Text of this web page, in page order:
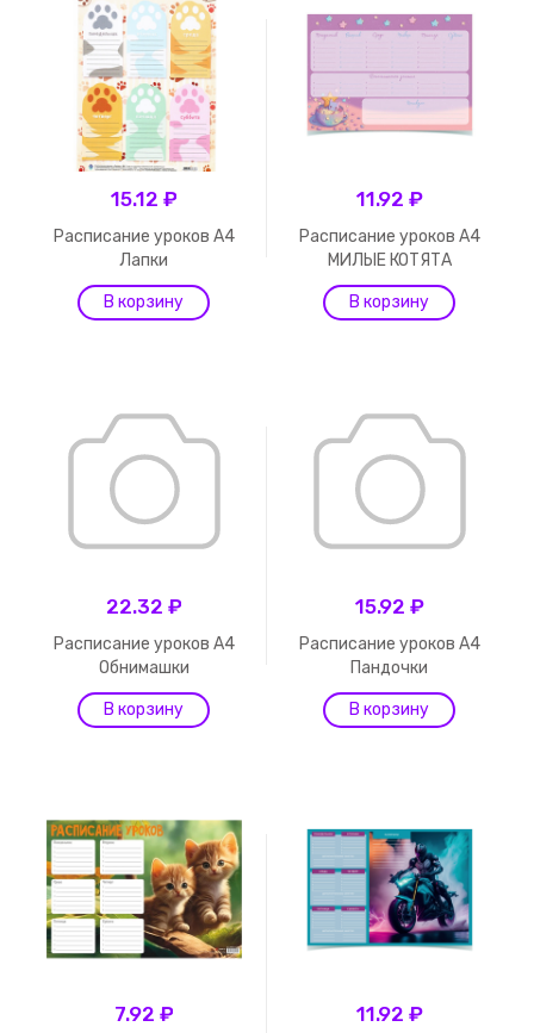
15.12 ₽
Расписание уроков А4
Лапки
11.92 ₽
Расписание уроков А4
МИЛЫЕ КОТЯТА
22.32 ₽
Расписание уроков А4
Обнимашки
15.92 ₽
Расписание уроков А4
Пандочки
7.92 ₽ 11.92 ₽